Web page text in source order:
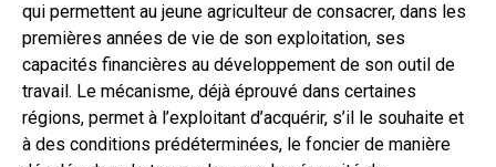
qui permettent au jeune agriculteur de consacrer, dans les
premières années de vie de son exploitation, ses
capacités financières au développement de son outil de
travail. Le mécanisme, déjà éprouvé dans certaines
régions, permet à l’exploitant d’acquérir, s’il le souhaite et
à des conditions prédéterminées, le foncier de manière